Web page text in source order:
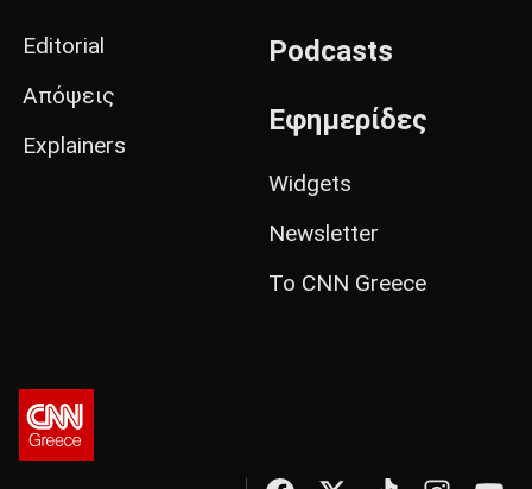
Editorial
Απόψεις
Explainers
Podcasts
Εφημερίδες
Widgets
Newsletter
Το CNN Greece